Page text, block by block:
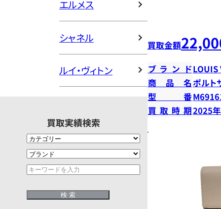
エルメス
シャネル
ルイ・ヴィトン
買取実績検索
買取金額
ブランドLOUIS
商品名ポルト
型番
買取時期2025